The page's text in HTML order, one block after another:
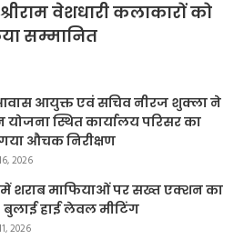
वेशधारी कलाकारों को
सम्मानित
आयुक्त एवं सचिव नीरज शुक्ला ने
योजना स्थित कार्यालय परिसर का
औचक निरीक्षण
2026
में शराब माफियाओं पर सख्त एक्शन का
हाई लेवल मीटिंग
2026